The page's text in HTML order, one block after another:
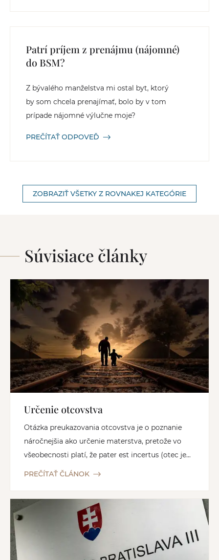
Patrí príjem z prenájmu (nájomné)
do BSM?
Z bývalého manželstva mi ostal byt, ktorý
by som chcela prenajímať, bolo by v tom
prípade nájomné výlučne moje?
PREČÍTAŤ ODPOVEĎ
ZOBRAZIŤ VŠETKY Z ROVNAKEJ KATEGÓRIE
Súvisiace články
Určenie otcovstva
Otázka preukazovania otcovstva je o poznanie
náročnejšia ako určenie materstva, pretože vo
všeobecnosti platí, že pater est incertus (otec je...
PREČÍTAŤ ČLÁNOK